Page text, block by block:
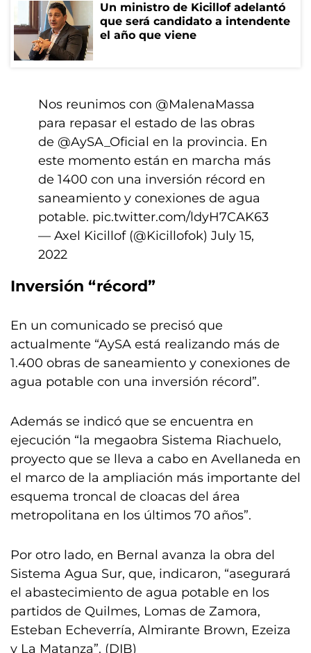
Un ministro de Kicillof adelantó
que será candidato a intendente
el año que viene
Nos reunimos con @MalenaMassa
para repasar el estado de las obras
de @AySA_Oficial en la provincia. En
este momento están en marcha más
de 1400 con una inversión récord en
saneamiento y conexiones de agua
potable. pic.twitter.com/ldyH7CAK63
— Axel Kicillof (@Kicillofok) July 15,
2022
Inversión “récord”
En un comunicado se precisó que
actualmente “AySA está realizando más de
1.400 obras de saneamiento y conexiones de
agua potable con una inversión récord”.
Además se indicó que se encuentra en
ejecución “la megaobra Sistema Riachuelo,
proyecto que se lleva a cabo en Avellaneda en
el marco de la ampliación más importante del
esquema troncal de cloacas del área
metropolitana en los últimos 70 años”.
Por otro lado, en Bernal avanza la obra del
Sistema Agua Sur, que, indicaron, “asegurará
el abastecimiento de agua potable en los
partidos de Quilmes, Lomas de Zamora,
Esteban Echeverría, Almirante Brown, Ezeiza
y La Matanza”. (DIB)